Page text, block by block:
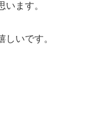
ます。
いです。